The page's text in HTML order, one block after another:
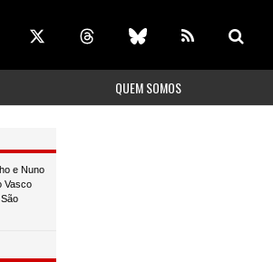
QUEM SOMOS
e Nuno
Vasco